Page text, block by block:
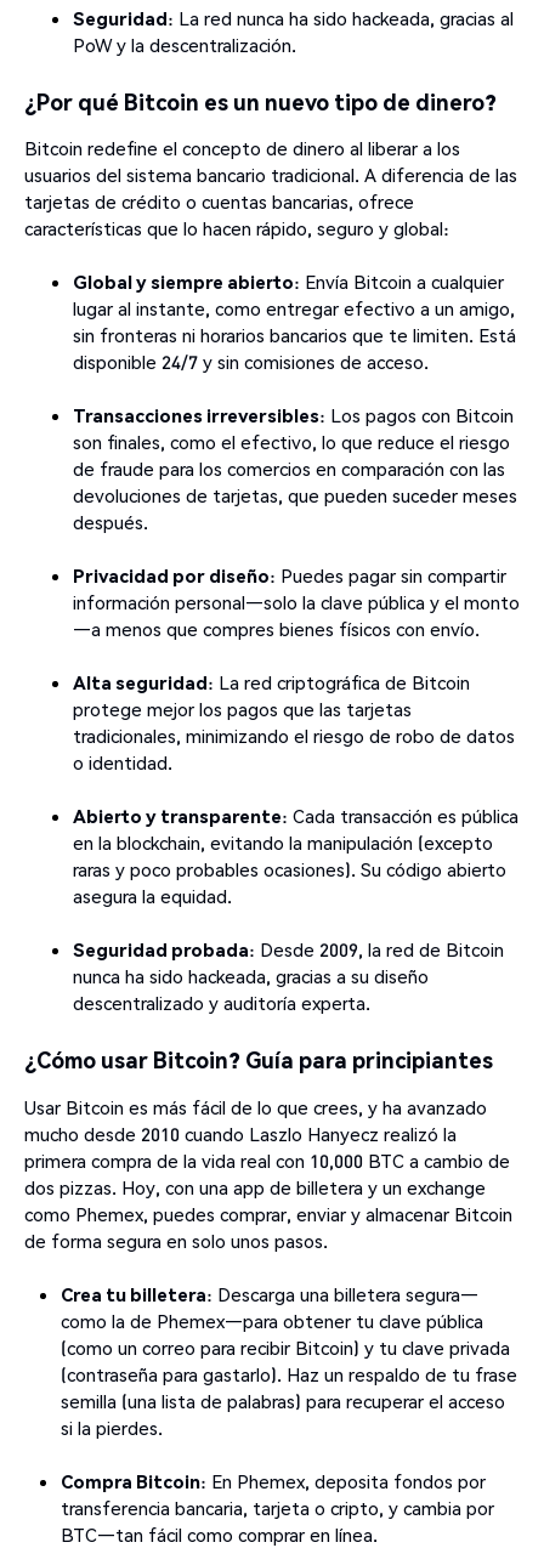
Seguridad: La red nunca ha sido hackeada, gracias al
PoW y la descentralización.
¿Por qué Bitcoin es un nuevo tipo de dinero?
Bitcoin redefine el concepto de dinero al liberar a los
usuarios del sistema bancario tradicional. A diferencia de las
tarjetas de crédito o cuentas bancarias, ofrece
características que lo hacen rápido, seguro y global:
Global y siempre abierto: Envía Bitcoin a cualquier
lugar al instante, como entregar efectivo a un amigo,
sin fronteras ni horarios bancarios que te limiten. Está
disponible 24/7 y sin comisiones de acceso.
Transacciones irreversibles: Los pagos con Bitcoin
son finales, como el efectivo, lo que reduce el riesgo
de fraude para los comercios en comparación con las
devoluciones de tarjetas, que pueden suceder meses
después.
Privacidad por diseño: Puedes pagar sin compartir
información personal—solo la clave pública y el monto
—a menos que compres bienes físicos con envío.
Alta seguridad: La red criptográfica de Bitcoin
protege mejor los pagos que las tarjetas
tradicionales, minimizando el riesgo de robo de datos
o identidad.
Abierto y transparente: Cada transacción es pública
en la blockchain, evitando la manipulación (excepto
raras y poco probables ocasiones). Su código abierto
asegura la equidad.
Seguridad probada: Desde 2009, la red de Bitcoin
nunca ha sido hackeada, gracias a su diseño
descentralizado y auditoría experta.
¿Cómo usar Bitcoin? Guía para principiantes
Usar Bitcoin es más fácil de lo que crees, y ha avanzado
mucho desde 2010 cuando Laszlo Hanyecz realizó la
primera compra de la vida real con 10,000 BTC a cambio de
dos pizzas. Hoy, con una app de billetera y un exchange
como Phemex, puedes comprar, enviar y almacenar Bitcoin
de forma segura en solo unos pasos.
Crea tu billetera: Descarga una billetera segura—
como la de Phemex—para obtener tu clave pública
(como un correo para recibir Bitcoin) y tu clave privada
(contraseña para gastarlo). Haz un respaldo de tu frase
semilla (una lista de palabras) para recuperar el acceso
si la pierdes.
Compra Bitcoin: En Phemex, deposita fondos por
transferencia bancaria, tarjeta o cripto, y cambia por
BTC—tan fácil como comprar en línea.